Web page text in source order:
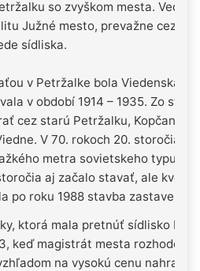
so zvyškom mesta. Vedie
Južné mesto, prevažne cez
sídliska.
v Petržalke bola Viedenská
v období 1914 – 1935. Zo
cez starú Petržalku, Kopčany do
V 70. rokoch 20. storočia
metra sovietskeho typu,
aj začalo stavať, ale kvôli
po roku 1988 stavba zastavená.
ktorá mala pretnúť sídlisko
keď magistrát mesta rozhodol,
na vysokú cenu nahradí